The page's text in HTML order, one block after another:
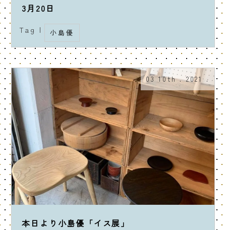
3月20日
Tag | 小島優
03 10th . 2021 .
本日より小島優「イス展」